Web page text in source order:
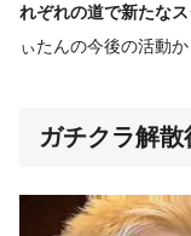
れぞれの道で新たなス
ぃたんの今後の活動
ガチクラ解